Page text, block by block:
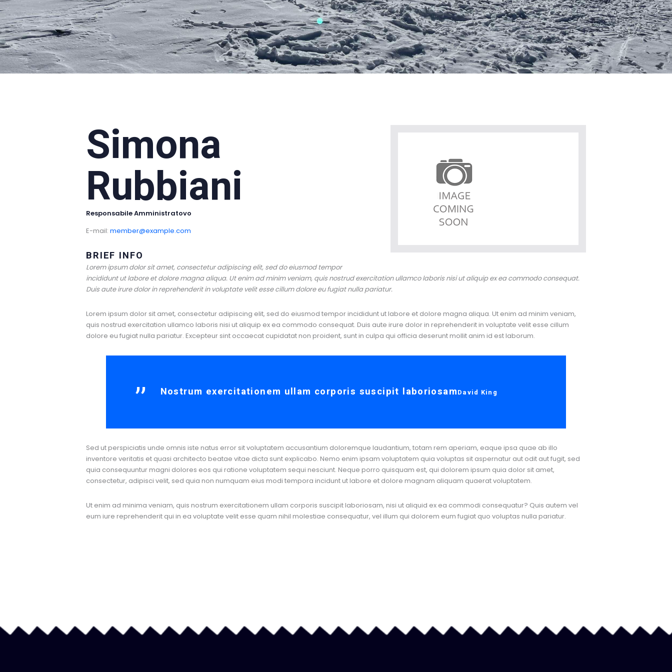
Chi siamo
Simona
Rubbiani
Responsabile Amministratovo
E-mail: member@example.com
BRIEF INFO
Lorem ipsum dolor sit amet, consectetur adipiscing elit, sed do eiusmod tempor
incididunt ut labore et dolore magna aliqua. Ut enim ad minim veniam, quis nostrud exercitation ullamco laboris nisi ut aliquip ex ea commodo consequat.
Duis aute irure dolor in reprehenderit in voluptate velit esse cillum dolore eu fugiat nulla pariatur.
Lorem ipsum dolor sit amet, consectetur adipiscing elit, sed do eiusmod tempor incididunt ut labore et dolore magna aliqua. Ut enim ad minim veniam,
quis nostrud exercitation ullamco laboris nisi ut aliquip ex ea commodo consequat. Duis aute irure dolor in reprehenderit in voluptate velit esse cillum
dolore eu fugiat nulla pariatur. Excepteur sint occaecat cupidatat non proident, sunt in culpa qui officia deserunt mollit anim id est laborum.
Nostrum exercitationem ullam corporis suscipit laboriosamDavid King
Sed ut perspiciatis unde omnis iste natus error sit voluptatem accusantium doloremque laudantium, totam rem aperiam, eaque ipsa quae ab illo
inventore veritatis et quasi architecto beatae vitae dicta sunt explicabo. Nemo enim ipsam voluptatem quia voluptas sit aspernatur aut odit aut fugit, sed
quia consequuntur magni dolores eos qui ratione voluptatem sequi nesciunt. Neque porro quisquam est, qui dolorem ipsum quia dolor sit amet,
consectetur, adipisci velit, sed quia non numquam eius modi tempora incidunt ut labore et dolore magnam aliquam quaerat voluptatem.
Ut enim ad minima veniam, quis nostrum exercitationem ullam corporis suscipit laboriosam, nisi ut aliquid ex ea commodi consequatur? Quis autem vel
eum iure reprehenderit qui in ea voluptate velit esse quam nihil molestiae consequatur, vel illum qui dolorem eum fugiat quo voluptas nulla pariatur.